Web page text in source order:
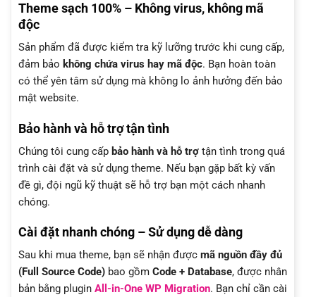
Theme sạch 100% – Không virus, không mã
độc
Sản phẩm đã được kiểm tra kỹ lưỡng trước khi cung cấp,
đảm bảo không chứa virus hay mã độc. Bạn hoàn toàn
có thể yên tâm sử dụng mà không lo ảnh hưởng đến bảo
mật website.
Bảo hành và hỗ trợ tận tình
Chúng tôi cung cấp bảo hành và hỗ trợ tận tình trong quá
trình cài đặt và sử dụng theme. Nếu bạn gặp bất kỳ vấn
đề gì, đội ngũ kỹ thuật sẽ hỗ trợ bạn một cách nhanh
chóng.
Cài đặt nhanh chóng – Sử dụng dễ dàng
Sau khi mua theme, bạn sẽ nhận được mã nguồn đầy đủ
(Full Source Code) bao gồm Code + Database, được nhân
bản bằng plugin All-in-One WP Migration. Bạn chỉ cần cài